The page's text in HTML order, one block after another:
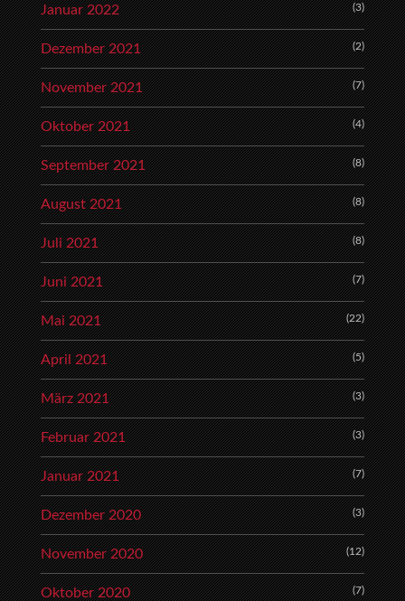
Januar 2022 (3)
Dezember 2021 (2)
November 2021 (7)
Oktober 2021 (4)
September 2021 (8)
August 2021 (8)
Juli 2021 (8)
Juni 2021 (7)
Mai 2021 (22)
April 2021 (5)
März 2021 (3)
Februar 2021 (3)
Januar 2021 (7)
Dezember 2020 (3)
November 2020 (12)
Oktober 2020 (7)